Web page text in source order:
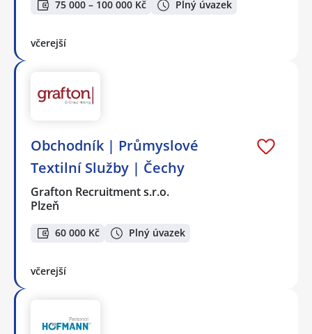
75 000 – 100 000 Kč Plný úvazek
včerejší
Obchodník | Průmyslové
Textilní Služby | Čechy
Grafton Recruitment s.r.o.
Plzeň
60 000 Kč Plný úvazek
včerejší